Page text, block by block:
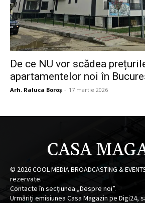
De ce NU vor scădea
apartamentelor noi în
Arh. Raluca Boroș - 17 martie 2026
CASA
© 2026COOL MEDIA BROADCASTING &
rezervate.
Contacte în secțiunea „Despre noi”.
Urmăriți emisiunea Casa Magazin pe Digi24,